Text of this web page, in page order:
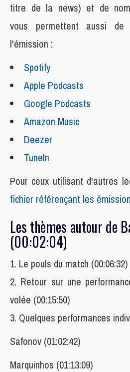
titre de la news) et de
vous permettent aussi
l'émission :
Spotify
Apple Podcasts
Google Podcasts
Amazon Music
Deezer
TuneIn
Pour ceux utilisant d'autres
fichier référençant les
Les thèmes autour de
(00:02:04)
1. Le pouls du match (00:06:32)
2. Retour sur une
volée (00:15:50)
3. Quelques performances
Safonov (01:02:42)
Marquinhos (01:13:09)